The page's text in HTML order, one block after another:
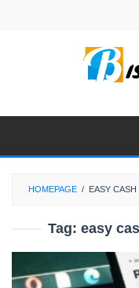
HOMEPAGE / EASY
Tag: easy